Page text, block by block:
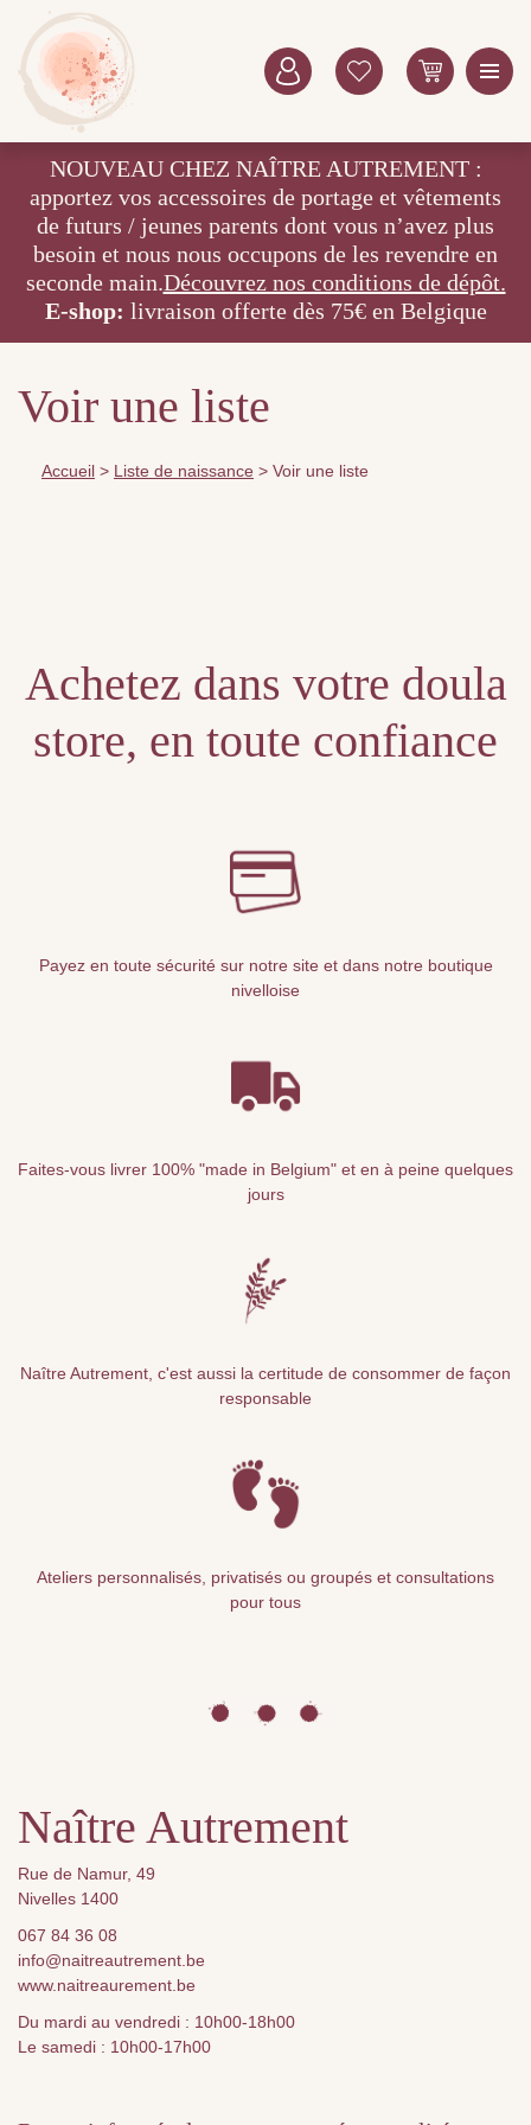
NOUVEAU CHEZ NAÎTRE AUTREMENT :
apportez vos accessoires de portage et vêtements
de futurs / jeunes parents dont vous n’avez plus
besoin et nous nous occupons de les revendre en
seconde main.Découvrez nos conditions de dépôt.
E-shop: livraison offerte dès 75€ en Belgique
Voir une liste
Accueil > Liste de naissance > Voir une liste
Achetez dans votre doula
store, en toute confiance
Payez en toute sécurité sur notre site et dans notre boutique
nivelloise
Faites-vous livrer 100% "made in Belgium" et en à peine quelques
jours
Naître Autrement, c'est aussi la certitude de consommer de façon
responsable
Ateliers personnalisés, privatisés ou groupés et consultations
pour tous
Naître Autrement
Rue de Namur, 49
Nivelles 1400
067 84 36 08
info@naitreautrement.be
www.naitreaurement.be
Du mardi au vendredi : 10h00-18h00
Le samedi : 10h00-17h00